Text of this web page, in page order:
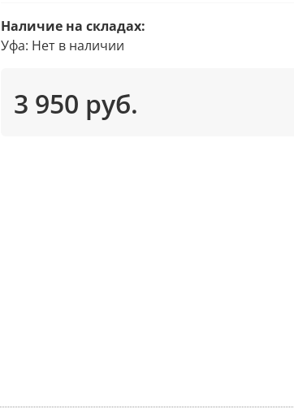
Наличие на складах:
Уфа: Нет в наличии
3 950 руб.